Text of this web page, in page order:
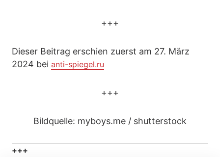
+++
Dieser Beitrag erschien zuerst am 27. März
2024 bei anti-spiegel.ru
+++
Bildquelle: myboys.me / shutterstock
+++